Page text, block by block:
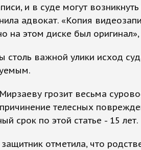
и в суде могут
адвокат. «Копия
на этом диске был
столь важной улики исход
грозит весьма
телесных
срок по этой статье - 15 лет.
отметила, что